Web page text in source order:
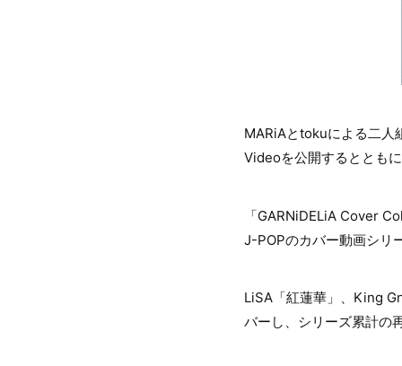
MARiAとtokuによる二人
Videoを公開するとともに
「GARNiDELiA Cover
J-POPのカバー動画シリ
LiSA「紅蓮華」、King
バーし、シリーズ累計の